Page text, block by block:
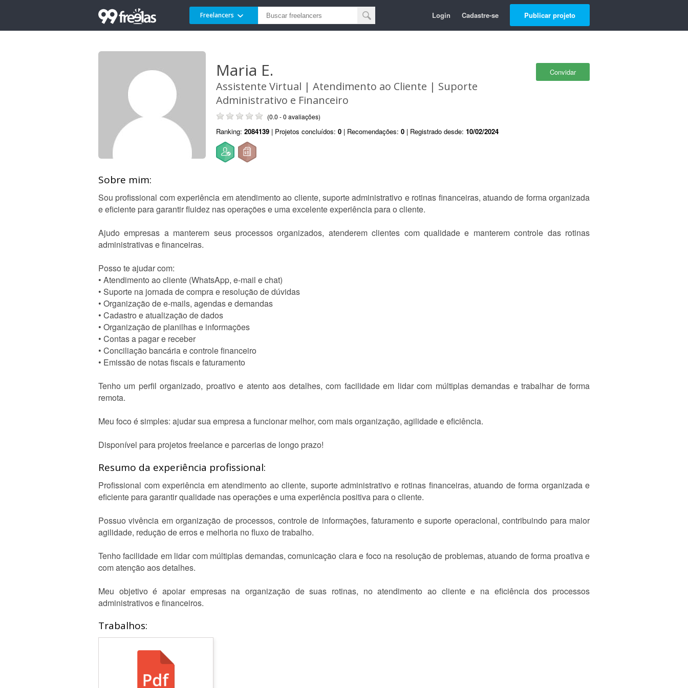
Freelancers Login Cadastre-se Publicar projeto
Convidar
Maria E.
Assistente Virtual | Atendimento ao Cliente | Suporte
Administrativo e Financeiro
(0.0 - 0 avaliações)
Ranking: 2084139 | Projetos concluídos: 0 | Recomendações: 0 | Registrado desde: 10/02/2024
Sobre mim:
Sou profissional com experiência em atendimento ao cliente, suporte administrativo e rotinas financeiras, atuando de forma organizada
e eficiente para garantir fluidez nas operações e uma excelente experiência para o cliente.
Ajudo empresas a manterem seus processos organizados, atenderem clientes com qualidade e manterem controle das rotinas
administrativas e financeiras.
Posso te ajudar com:
• Atendimento ao cliente (WhatsApp, e-mail e chat)
• Suporte na jornada de compra e resolução de dúvidas
• Organização de e-mails, agendas e demandas
• Cadastro e atualização de dados
• Organização de planilhas e informações
• Contas a pagar e receber
• Conciliação bancária e controle financeiro
• Emissão de notas fiscais e faturamento
Tenho um perfil organizado, proativo e atento aos detalhes, com facilidade em lidar com múltiplas demandas e trabalhar de forma
remota.
Meu foco é simples: ajudar sua empresa a funcionar melhor, com mais organização, agilidade e eficiência.
Disponível para projetos freelance e parcerias de longo prazo!
Resumo da experiência profissional:
Profissional com experiência em atendimento ao cliente, suporte administrativo e rotinas financeiras, atuando de forma organizada e
eficiente para garantir qualidade nas operações e uma experiência positiva para o cliente.
Possuo vivência em organização de processos, controle de informações, faturamento e suporte operacional, contribuindo para maior
agilidade, redução de erros e melhoria no fluxo de trabalho.
Tenho facilidade em lidar com múltiplas demandas, comunicação clara e foco na resolução de problemas, atuando de forma proativa e
com atenção aos detalhes.
Meu objetivo é apoiar empresas na organização de suas rotinas, no atendimento ao cliente e na eficiência dos processos
administrativos e financeiros.
Trabalhos: